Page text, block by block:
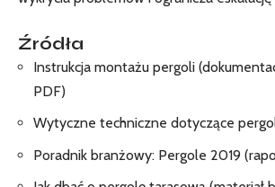
Źródła
Instrukcja montażu pergoli
PDF)
Wytyczne techniczne dotyczące
Poradnik branżowy: Pergole 2019